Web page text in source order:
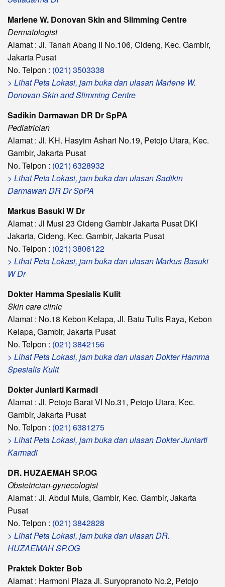
Marlene W. Donovan Skin and Slimming Centre
Dermatologist
Alamat : Jl. Tanah Abang II No.106, Cideng, Kec. Gambir,
Jakarta Pusat
No. Telpon : (021) 3503338
> Lihat Peta Lokasi, jam buka dan ulasan Marlene W.
Donovan Skin and Slimming Centre
Sadikin Darmawan DR Dr SpPA
Pediatrician
Alamat : Jl. KH. Hasyim Ashari No.19, Petojo Utara, Kec.
Gambir, Jakarta Pusat
No. Telpon : (021) 6328932
> Lihat Peta Lokasi, jam buka dan ulasan Sadikin
Darmawan DR Dr SpPA
Markus Basuki W Dr
Alamat : Jl Musi 23 Cideng Gambir Jakarta Pusat DKI
Jakarta, Cideng, Kec. Gambir, Jakarta Pusat
No. Telpon : (021) 3806122
> Lihat Peta Lokasi, jam buka dan ulasan Markus Basuki
W Dr
Dokter Hamma Spesialis Kulit
Skin care clinic
Alamat : No.18 Kebon Kelapa, Jl. Batu Tulis Raya, Kebon
Kelapa, Gambir, Jakarta Pusat
No. Telpon : (021) 3842156
> Lihat Peta Lokasi, jam buka dan ulasan Dokter Hamma
Spesialis Kulit
Dokter Juniarti Karmadi
Alamat : Jl. Petojo Barat VI No.31, Petojo Utara, Kec.
Gambir, Jakarta Pusat
No. Telpon : (021) 6381275
> Lihat Peta Lokasi, jam buka dan ulasan Dokter Juniarti
Karmadi
DR. HUZAEMAH SP.OG
Obstetrician-gynecologist
Alamat : Jl. Abdul Muis, Gambir, Kec. Gambir, Jakarta
Pusat
No. Telpon : (021) 3842828
> Lihat Peta Lokasi, jam buka dan ulasan DR.
HUZAEMAH SP.OG
Praktek Dokter Bob
Alamat : Harmoni Plaza Jl. Suryopranoto No.2, Petojo